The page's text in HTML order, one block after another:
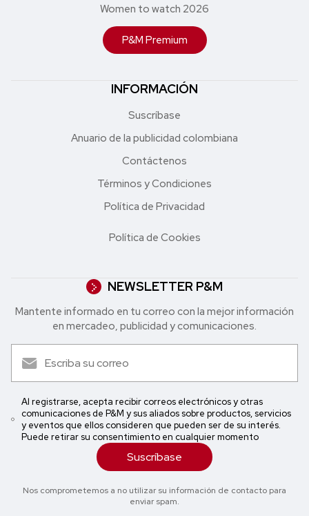
Women to watch 2026
P&M Premium
INFORMACIÓN
Suscríbase
Anuario de la publicidad colombiana
Contáctenos
Términos y Condiciones
Política de Privacidad
Política de Cookies
NEWSLETTER P&M
Mantente informado en tu correo con la mejor in formación
en mercadeo, publicidad y comunicaciones.
Al registrarse, acepta recibir correos electrónicos y otras
comunicaciones de P&M y sus aliados sobre productos, servicios
y eventos que ellos consideren que pueden ser de su interés.
Puede retirar su consentimiento en cualquier momento
Suscríbase
Nos comprometemos a no utilizar su información de contacto para
enviar spam.